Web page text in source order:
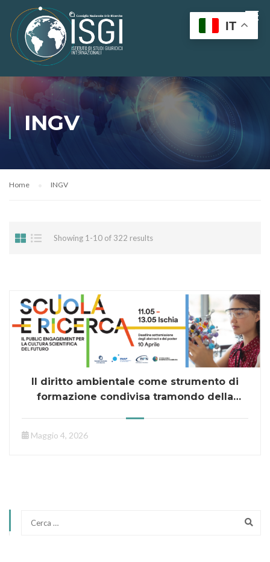
INGV
Home INGV
Showing 1-10 of 322 results
Il diritto ambientale come strumento di
formazione condivisa tramondo della
Maggio 4, 2026
IT